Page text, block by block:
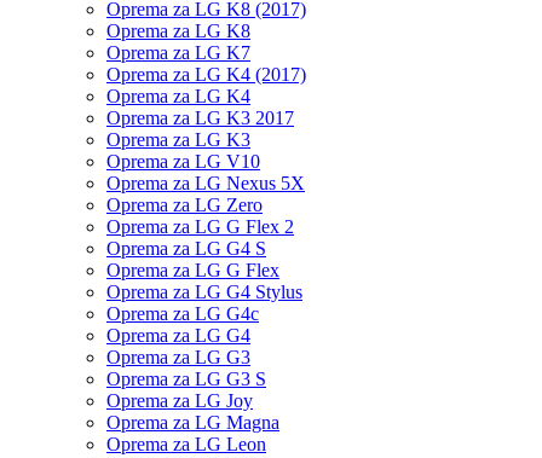
Oprema za LG K8 (2017)
Oprema za LG K8
Oprema za LG K7
Oprema za LG K4 (2017)
Oprema za LG K4
Oprema za LG K3 2017
Oprema za LG K3
Oprema za LG V10
Oprema za LG Nexus 5X
Oprema za LG Zero
Oprema za LG G Flex 2
Oprema za LG G4 S
Oprema za LG G Flex
Oprema za LG G4 Stylus
Oprema za LG G4c
Oprema za LG G4
Oprema za LG G3
Oprema za LG G3 S
Oprema za LG Joy
Oprema za LG Magna
Oprema za LG Leon